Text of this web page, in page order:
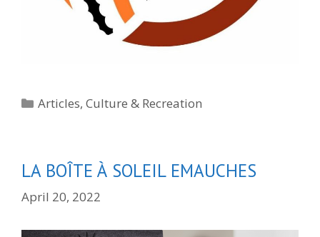
Categories
Articles,Culture & Recreation
LA BOÎTE À SOLEIL EMAUCHES
April 20, 2022